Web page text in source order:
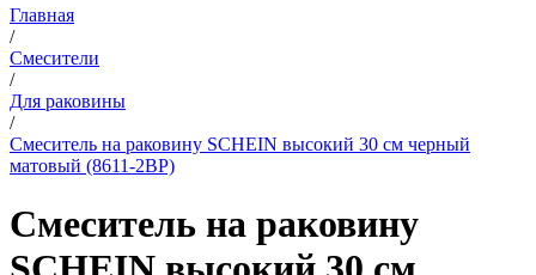
Главная
/
Смесители
/
Для раковины
/
Смеситель на раковину SCHEIN высокий 30 см черный
матовый (8611-2BP)
Смеситель на раковину